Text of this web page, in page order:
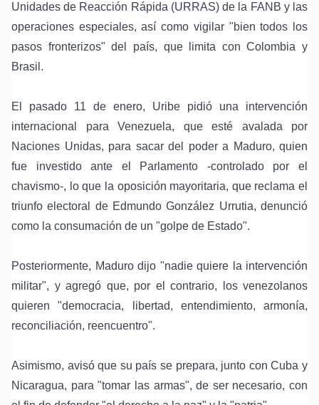
Unidades de Reacción Rápida (URRAS) de la FANB y las
operaciones especiales, así como vigilar "bien todos los
pasos fronterizos" del país, que limita con Colombia y
Brasil.
El pasado 11 de enero, Uribe pidió una intervención
internacional para Venezuela, que esté avalada por
Naciones Unidas, para sacar del poder a Maduro, quien
fue investido ante el Parlamento -controlado por el
chavismo-, lo que la oposición mayoritaria, que reclama el
triunfo electoral de Edmundo González Urrutia, denunció
como la consumación de un "golpe de Estado".
Posteriormente, Maduro dijo "nadie quiere la intervención
militar", y agregó que, por el contrario, los venezolanos
quieren "democracia, libertad, entendimiento, armonía,
reconciliación, reencuentro".
Asimismo, avisó que su país se prepara, junto con Cuba y
Nicaragua, para "tomar las armas", de ser necesario, con